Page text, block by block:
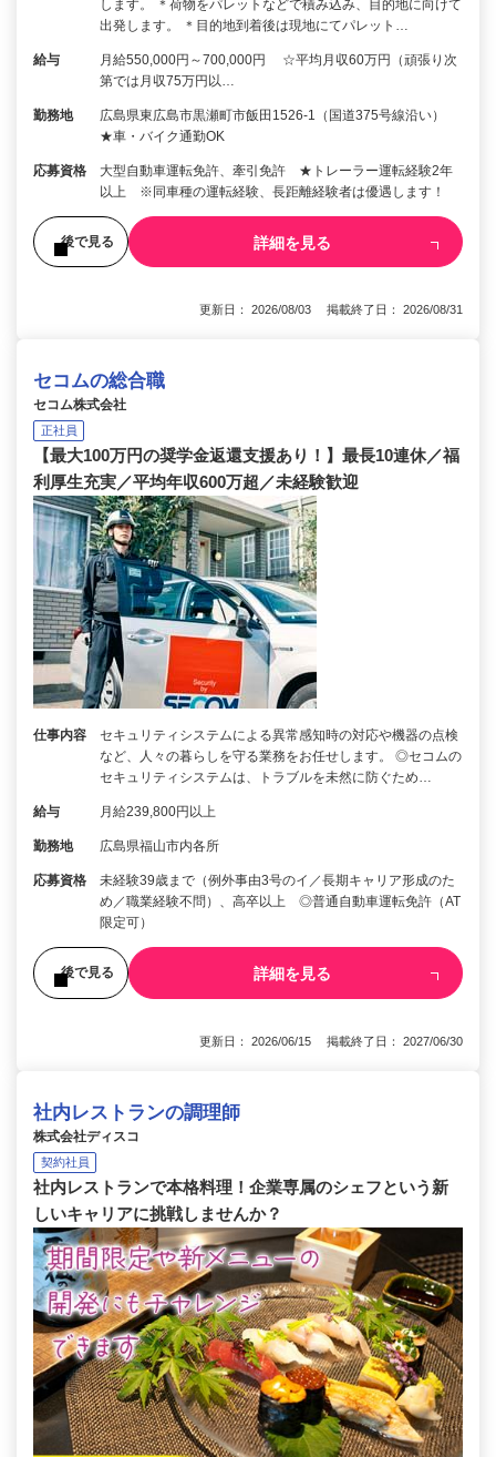
します。 ＊荷物をパレットなどで積み込み、目的地に向けて
出発します。 ＊目的地到着後は現地にてパレット…
給与
月給550,000円～700,000円 ☆平均月収60万円（頑張り次
第では月収75万円以…
勤務地
広島県東広島市黒瀬町市飯田1526-1（国道375号線沿い）
★車・バイク通勤OK
応募資格
大型自動車運転免許、牽引免許 ★トレーラー運転経験2年
以上 ※同車種の運転経験、長距離経験者は優遇します！
後で見る 詳細を見る
更新日： 2026/08/03 掲載終了日： 2026/08/31
セコムの総合職
セコム株式会社
正社員
【最大100万円の奨学金返還支援あり！】最長10連休／福
利厚生充実／平均年収600万超／未経験歓迎
仕事内容
セキュリティシステムによる異常感知時の対応や機器の点検
など、人々の暮らしを守る業務をお任せします。 ◎セコムの
セキュリティシステムは、トラブルを未然に防ぐため…
給与 月給239,800円以上
勤務地 広島県福山市内各所
応募資格
未経験39歳まで（例外事由3号のイ／長期キャリア形成のた
め／職業経験不問）、高卒以上 ◎普通自動車運転免許（AT
限定可）
後で見る 詳細を見る
更新日： 2026/06/15 掲載終了日： 2027/06/30
社内レストランの調理師
株式会社ディスコ
契約社員
社内レストランで本格料理！企業専属のシェフという新
しいキャリアに挑戦しませんか？